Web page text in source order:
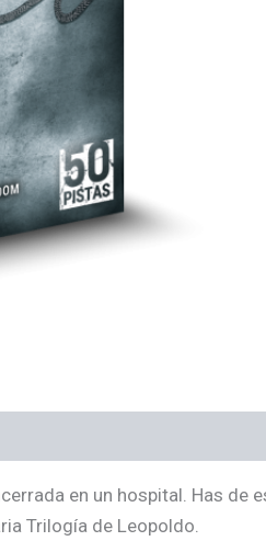
en un hospital. Has
Trilogía de Leopoldo.